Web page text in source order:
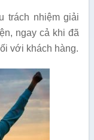
trách nhiệm giải
ngay cả khi đã
với khách hàng.